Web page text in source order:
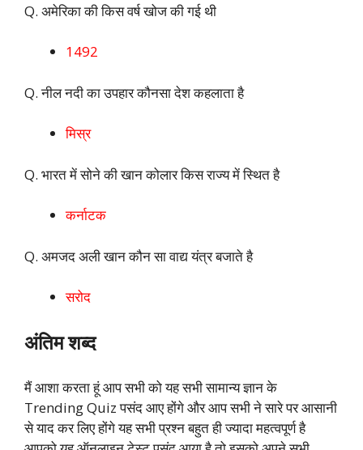
Q. अमेरिका की किस वर्ष खोज की गई थी
1492
Q. नील नदी का उपहार कौनसा देश कहलाता है
मिस्र
Q. भारत में सोने की खान कोलार किस राज्य में स्थित है
कर्नाटक
Q. अमजद अली खान कौन सा वाद्य यंत्र बजाते है
सरोद
अंतिम शब्द
मैं आशा करता हूं आप सभी को यह सभी सामान्य ज्ञान के
Trending Quiz पसंद आए होंगे और आप सभी ने सारे पर आसानी
से याद कर लिए होंगे यह सभी प्रश्न बहुत ही ज्यादा महत्वपूर्ण है